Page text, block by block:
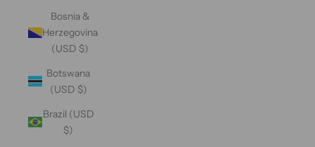
Bosnia &
Herzegovina
(USD $)
Botswana
(USD $)
Brazil (USD
$)